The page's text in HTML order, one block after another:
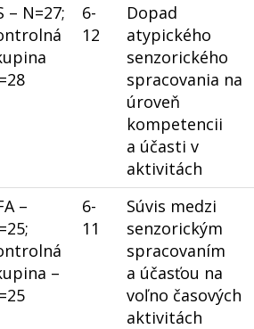
– N=27;
6-
12
Dopad
atypického
senzorického
spracovania na
úroveň
kompetencii
a účasti v
aktivitách
–
–
6-
11
Súvis medzi
senzorickým
spracovaním
a účasťou na
voľno časových
aktivitách